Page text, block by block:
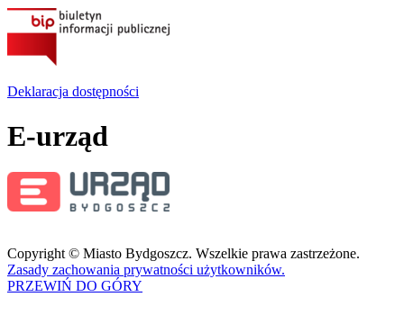
Deklaracja dostępności
E-urząd
Copyright © Miasto Bydgoszcz. Wszelkie prawa zastrzeżone.
Zasady zachowania prywatności użytkowników.
PRZEWIŃ DO GÓRY